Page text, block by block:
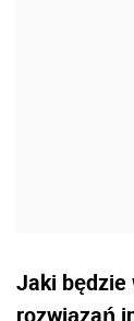
Jaki będzie